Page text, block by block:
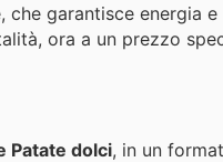
garantisce energia e
ora a un prezzo
Patate dolci, in un